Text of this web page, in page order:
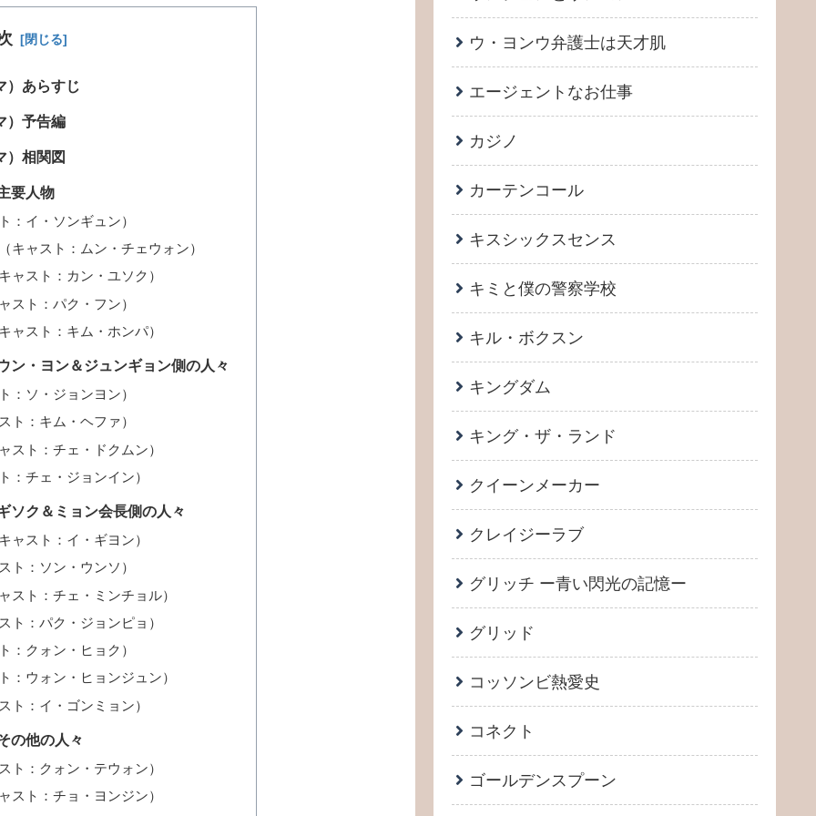
）あらすじ
）予告編
）相関図
要人物
：イ・ソンギュン）
キャスト：ムン・チェウォン）
ャスト：カン・ユソク）
スト：パク・フン）
ャスト：キム・ホンパ）
ン・ヨン＆ジュンギョン側の人々
：ソ・ジョンヨン）
ト：キム・ヘファ）
スト：チェ・ドクムン）
：チェ・ジョンイン）
ソク＆ミョン会長側の人々
ャスト：イ・ギヨン）
ト：ソン・ウンソ）
スト：チェ・ミンチョル）
ト：パク・ジョンピョ）
：クォン・ヒョク）
：ウォン・ヒョンジュン）
ト：イ・ゴンミョン）
の他の人々
ト：クォン・テウォン）
スト：チョ・ヨンジン）
ウ・ヨンウ弁護士は天才肌
エージェントなお仕事
カジノ
カーテンコール
キスシックスセンス
キミと僕の警察学校
キル・ボクスン
キングダム
キング・ザ・ランド
クイーンメーカー
クレイジーラブ
グリッチ ー青い閃光の記憶ー
グリッド
コッソンビ熱愛史
コネクト
ゴールデンスプーン